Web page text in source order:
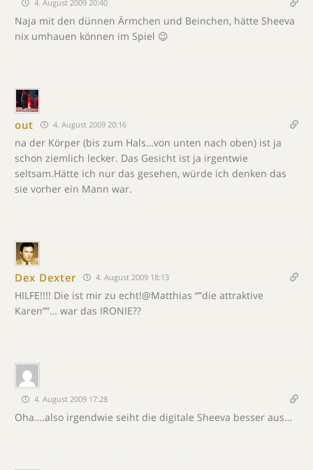
4. August 2009 20:40
Naja mit den dünnen Ärmchen und Beinchen, hätte Sheeva
nix umhauen können im Spiel 😉
out 4. August 2009 20:16
na der Körper (bis zum Hals…von unten nach oben) ist ja
schon ziemlich lecker. Das Gesicht ist ja irgentwie
seltsam.Hätte ich nur das gesehen, würde ich denken das
sie vorher ein Mann war.
Dex Dexter 4. August 2009 18:13
HILFE!!!! Die ist mir zu echt!@Matthias “”die attraktive
Karen””… war das IRONIE??
4. August 2009 17:28
Oha….also irgendwie seiht die digitale Sheeva besser aus…